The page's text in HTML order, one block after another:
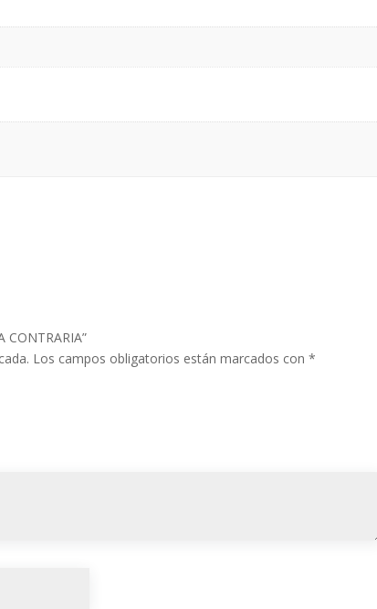
CONTRARIA”
Los campos obligatorios están marcados con*